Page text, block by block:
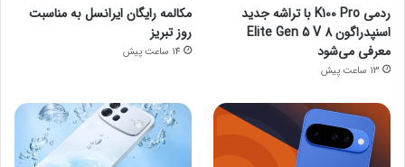
ردمی K100 Pro با تراشه جدید
اسنپدراگون 8 Elite Gen 5 V
معرفی می‌شود
13 ساعت پیش
مکالمه رایگان ایرانسل به مناسبت
روز تبریز
14 ساعت پیش